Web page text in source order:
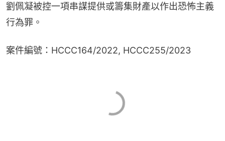
劉佩凝被控一項串謀提供或籌集財產以作出恐怖主義
行為罪。
案件編號：HCCC164/2022, HCCC255/2023